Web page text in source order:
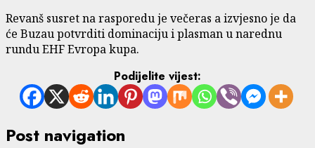
Revanš susret na rasporedu je večeras a izvjesno je da
će Buzau potvrditi dominaciju i plasman u narednu
rundu EHF Evropa kupa.
Podijelite vijest:
Post navigation